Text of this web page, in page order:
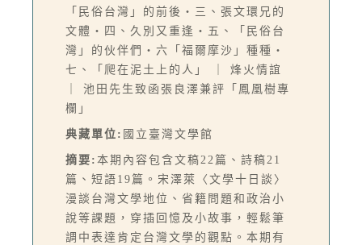
「民俗台灣」的前後‧三、張文環兄的
文體‧四、久別又重逢‧五、「民俗台
灣」的伙伴們‧六「福爾摩沙」種種‧
七、「爬在泥土上的人」 ｜ 烽火情誼
｜ 池田先生致函張良澤兼評「鳳凰樹專
欄」
典藏單位: 國立臺灣文學館
摘要: 本期內容包含文稿22篇、詩稿21
篇、短語19篇。宋澤萊〈文學十日談〉
漫談台灣文學地位、省籍問題和政治小
說等課題，穿插回憶及小故事，輕鬆筆
調中表達肯定台灣文學的觀點。本期有